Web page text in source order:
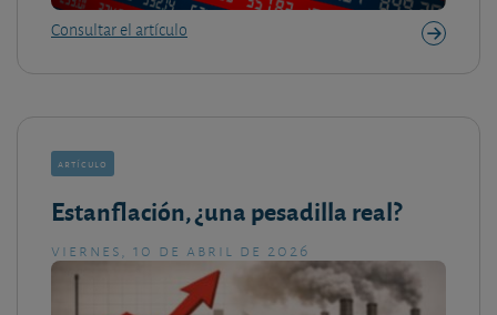
Consultar el artículo
artículo
Estanflación, ¿una pesadilla real?
viernes, 10 de abril de 2026